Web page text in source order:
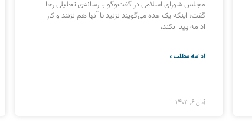
مجلس شورای اسلامی در گفت‌وگو با رسانه‌ی تحلیلی رحا
گفت: اینکه یک عده می‌گویند نزنید تا آنها هم نزنند و کار
ادامه پیدا نکند،
ادامه مطلب »
آبان ۶, ۱۴۰۳